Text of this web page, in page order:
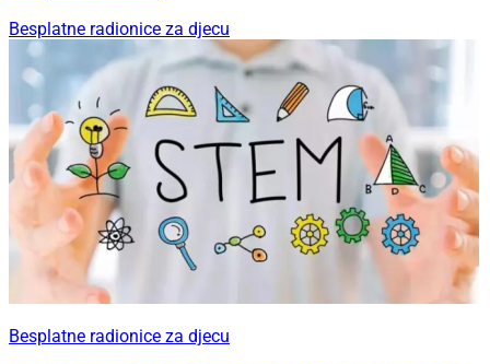
Besplatne radionice za djecu
Besplatne radionice za djecu